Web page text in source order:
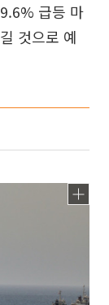
급등 마
것으로 예